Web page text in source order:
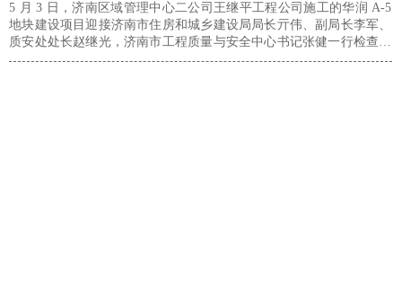
5 月 3 日，济南区域管理中心二公司王继平工程公司施工的华润 A-5
地块建设项目迎接济南市住房和城乡建设局局长亓伟、副局长李军、
质安处处长赵继光，济南市工程质量与安全中心书记张健一行检查指
导。济南市历城区住房和城乡建设局副局长张勇、城乡建设综合服务